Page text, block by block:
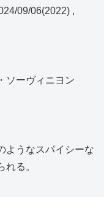
09/06(2022) ,
ソーヴィニヨン
ようなスパイシーな
る。